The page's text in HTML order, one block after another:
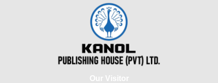
Our Visitor